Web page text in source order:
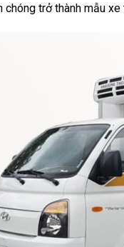
chóng trở thành mẫu